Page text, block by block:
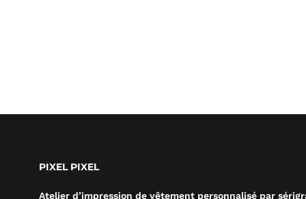
PIXEL PIXEL
Atelier d’impression de vêtement personnalisé par